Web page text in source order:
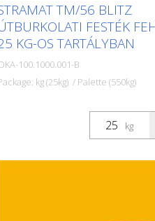
TM/56 BLITZ
FESTÉK
KG-OS TARTÁLYBAN
100.1000.001-B
kg (25kg) / Palette (550kg)
A STRAMAT útburkolati
elsősorban aszfalt- vagy
betonfelületeken használják,
középvonalak, parkolóhelyek,
kg